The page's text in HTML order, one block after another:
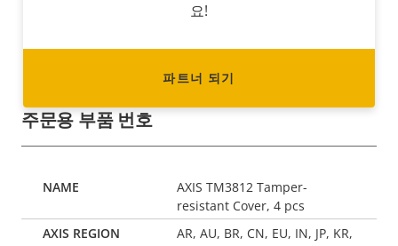
요!
파트너 되기
주문용 부품 번호
AXIS TM3812 Tamper-
resistant Cover, 4 pcs
AR, AU, BR, CN, EU, IN, JP, KR,